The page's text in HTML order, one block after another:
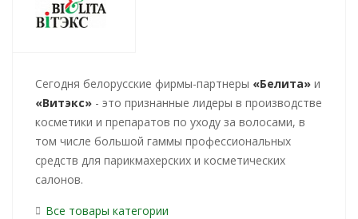
Cегодня белорусские фирмы-партнеры «Белита» и
«Витэкс» - это признанные лидеры в производстве
косметики и препаратов по уходу за волосами, в
том числе большой гаммы профессиональных
средств для парикмахерских и косметических
салонов.
Все товары категории